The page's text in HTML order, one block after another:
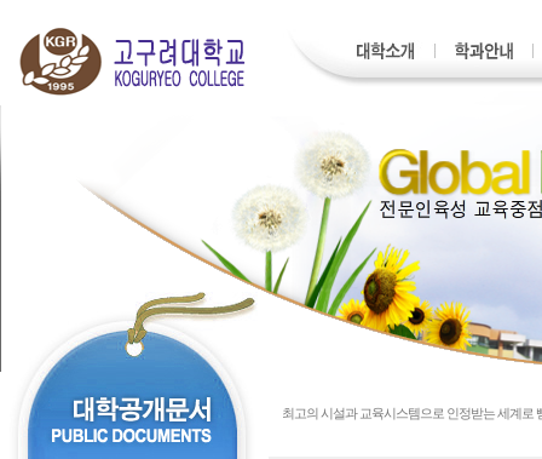
최고의 시설과 교육시스템으로 인정받는 세계로